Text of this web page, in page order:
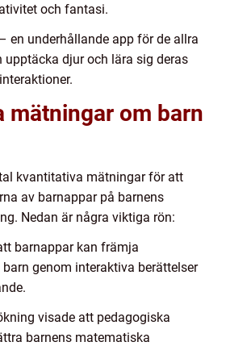
och fantasi.
en underhållande app för de allra
upptäcka djur och lära sig deras
mätningar om barn
kvantitativa mätningar för att
av barnappar på barnens
Nedan är några viktiga rön:
barnappar kan främja
genom interaktiva berättelser
visade att pedagogiska
barnens matematiska